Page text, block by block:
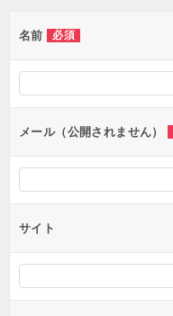
ー
シ
ョ
ン
名前 必須
メール（公開されません）
サイト